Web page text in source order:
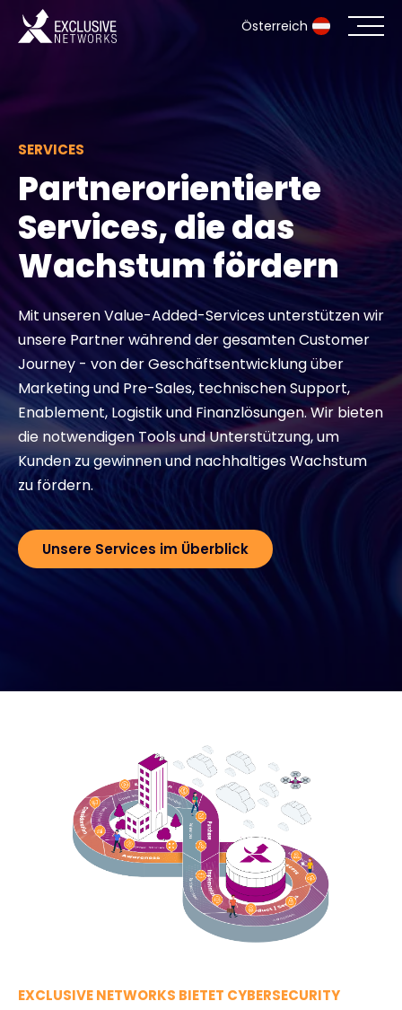
Österreich
Ökosystem
Ressourcen
Unternehmen
Partnerportal
Exclusive Access Anmeldung
Exclusive Access - Erfahren Sie mehr
#weareexclusive
SERVICES
Partnerorientierte
Services, die das
Wachstum fördern
Mit unseren Value-Added-Services unterstützen wir
unsere Partner während der gesamten Customer
Journey - von der Geschäftsentwicklung über
Marketing und Pre-Sales, technischen Support,
Enablement, Logistik und Finanzlösungen. Wir bieten
die notwendigen Tools und Unterstützung, um
Kunden zu gewinnen und nachhaltiges Wachstum
zu fördern.
Unsere Services im Überblick
EXCLUSIVE NETWORKS BIETET CYBERSECURITY